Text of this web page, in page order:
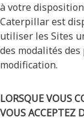
à votre
Caterpillar est
utiliser les Sites
des modalités
modification.
LORSQUE VOUS
VOUS ACCEPTEZ